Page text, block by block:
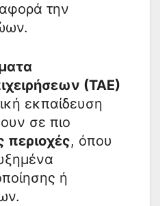
την
(ΤΑΕ)
εκπαίδευση
σε πιο
, όπου
ή